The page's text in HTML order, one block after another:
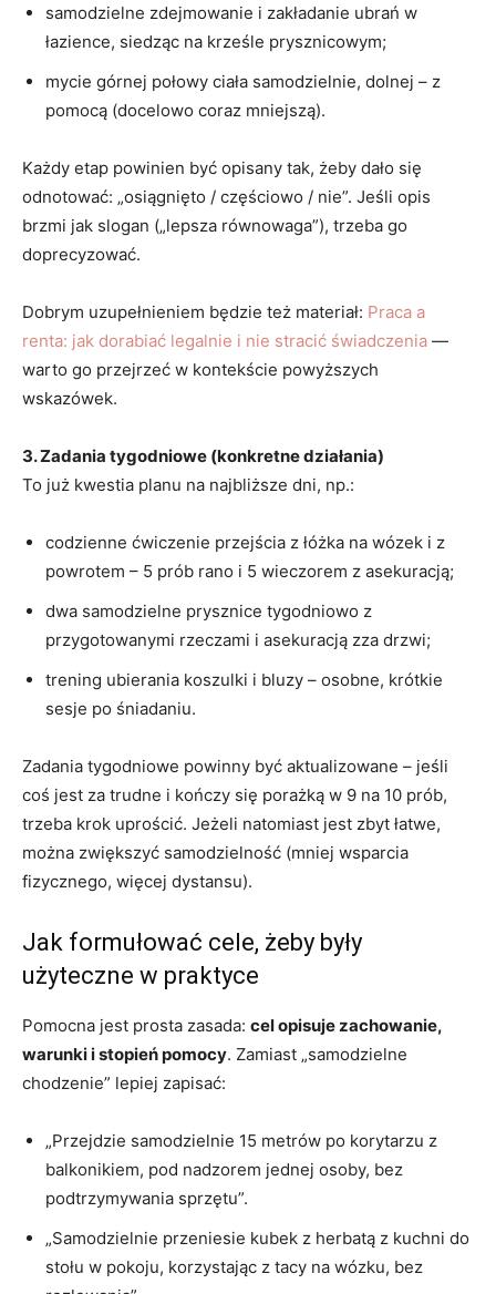
samodzielne zdejmowanie i zakładanie ubrań w
łazience, siedząc na krześle prysznicowym;
mycie górnej połowy ciała samodzielnie, dolnej – z
pomocą (docelowo coraz mniejszą).
Każdy etap powinien być opisany tak, żeby dało się
odnotować: „osiągnięto / częściowo / nie”. Jeśli opis
brzmi jak slogan („lepsza równowaga”), trzeba go
doprecyzować.
Dobrym uzupełnieniem będzie też materiał: Praca a
renta: jak dorabiać legalnie i nie stracić świadczenia —
warto go przejrzeć w kontekście powyższych
wskazówek.
3. Zadania tygodniowe (konkretne działania)
To już kwestia planu na najbliższe dni, np.:
codzienne ćwiczenie przejścia z łóżka na wózek i z
powrotem – 5 prób rano i 5 wieczorem z asekuracją;
dwa samodzielne prysznice tygodniowo z
przygotowanymi rzeczami i asekuracją zza drzwi;
trening ubierania koszulki i bluzy – osobne, krótkie
sesje po śniadaniu.
Zadania tygodniowe powinny być aktualizowane – jeśli
coś jest za trudne i kończy się porażką w 9 na 10 prób,
trzeba krok uprościć. Jeżeli natomiast jest zbyt łatwe,
można zwiększyć samodzielność (mniej wsparcia
fizycznego, więcej dystansu).
Jak formułować cele, żeby były
użyteczne w praktyce
Pomocna jest prosta zasada: cel opisuje zachowanie,
warunki i stopień pomocy. Zamiast „samodzielne
chodzenie” lepiej zapisać:
„Przejdzie samodzielnie 15 metrów po korytarzu z
balkonikiem, pod nadzorem jednej osoby, bez
podtrzymywania sprzętu”.
„Samodzielnie przeniesie kubek z herbatą z kuchni do
stołu w pokoju, korzystając z tacy na wózku, bez